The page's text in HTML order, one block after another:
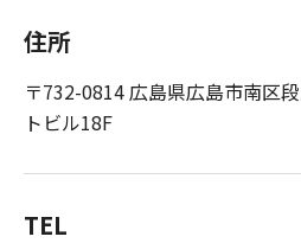
住所
〒732-0814 広島県広島市南区
トビル18F
TEL